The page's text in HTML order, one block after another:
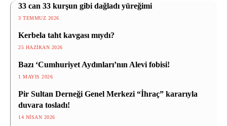
33 can 33 kurşun gibi dağladı yüreğimi
3 TEMMUZ 2026
Kerbela taht kavgası mıydı?
25 HAZIRAN 2026
Bazı ‘Cumhuriyet Aydınları’nın Alevi fobisi!
1 MAYIS 2026
Pir Sultan Derneği Genel Merkezi “İhraç” kararıyla
duvara tosladı!
14 NISAN 2026